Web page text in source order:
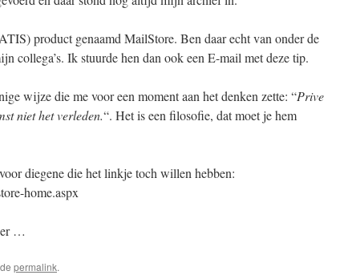
product genaamd MailStore. Ben daar echt van onder de
collega’s. Ik stuurde hen dan ook een E-mail met deze tip.
wijze die me voor een moment aan het denken zette: “Prive
niet het verleden.“. Het is een filosofie, dat moet je hem
diegene die het linkje toch willen hebben:
home.aspx
…
permalink.